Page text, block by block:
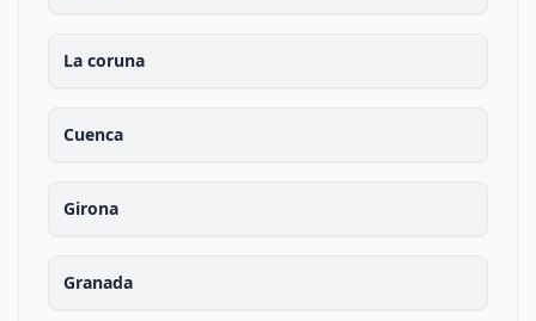
La coruna
Cuenca
Girona
Granada